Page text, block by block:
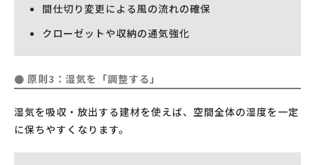
間仕切り変更による風の流れの確保
クローゼットや収納の通気強化
● 原則3：湿気を「調整する」
湿気を吸収・放出する建材を使えば、空間全体の湿度を一定
に保ちやすくなります。